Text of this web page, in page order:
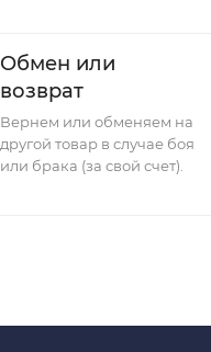
Обмен или
возврат
Вернем или обменяем на
другой товар в случае боя
или брака (за свой счет).